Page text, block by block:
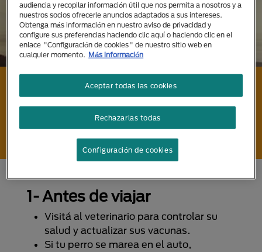
Te ofrecemos algunos
consejos para viajar con tu
mascota de forma segura.
1- Antes de viajar
Visitá al veterinario para controlar su
salud y actualizar sus vacunas.
Si tu perro se marea en el auto,
audiencia y recopilar información útil que nos permita a nosotros y a
nuestros socios ofrecerle anuncios adaptados a sus intereses.
Obtenga más información en nuestro aviso de privacidad y
configure sus preferencias haciendo clic aquí o haciendo clic en el
enlace "Configuración de cookies" de nuestro sitio web en
cualquier momento. Más información
Rechazarlas todas
Aceptar todas las cookies
Configuración de cookies